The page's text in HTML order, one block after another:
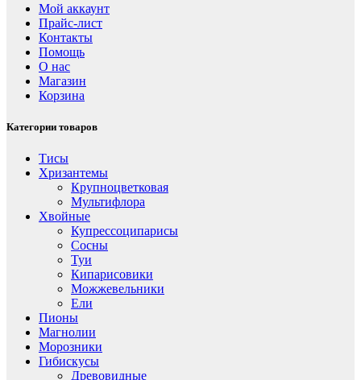
Мой аккаунт
Прайс-лист
Контакты
Помощь
О нас
Магазин
Корзина
Категории товаров
Тисы
Хризантемы
Крупноцветковая
Мультифлора
Хвойные
Купрессоципарисы
Сосны
Туи
Кипарисовики
Можжевельники
Ели
Пионы
Магнолии
Морозники
Гибискусы
Древовидные